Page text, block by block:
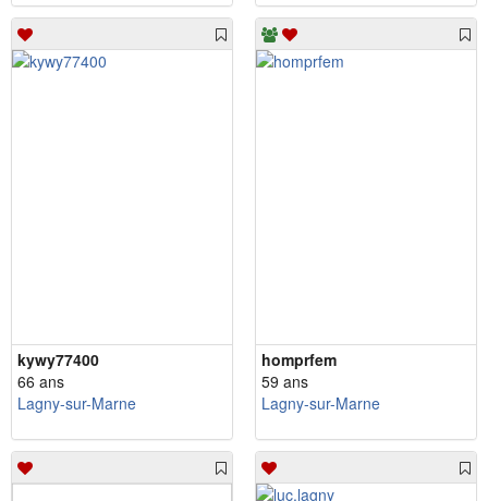
kywy77400
66 ans
Lagny-sur-Marne
homprfem
59 ans
Lagny-sur-Marne